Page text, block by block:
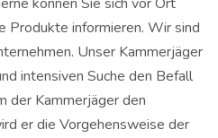
Produkte informieren. Wir sind
Unser Kammerjäger
intensiven Suche den Befall
der Kammerjäger den
er die Vorgehensweise der